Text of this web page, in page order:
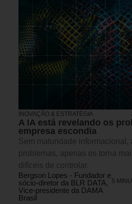
INOVAÇÃO & ESTRATÉGIA
A IA está revelando os
empresa escondia
Sem maturidade informacional,
problemas, apenas os torna
difíceis de controlar.
Bergson Lopes - Fundador e
sócio-diretor da BLR DATA,
Vice-presidente da DAMA
Brasil
5